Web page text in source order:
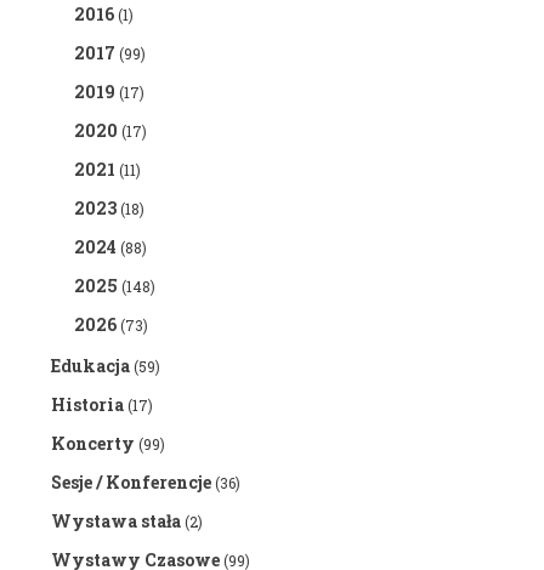
2016(1)
2017 (99)
2019 (17)
2020 (17)
2021 (11)
2023(18)
2024 (88)
2025 (148)
2026(73)
Edukacja(59)
Historia(17)
Koncerty (99)
Sesje / Konferencje(36)
Wystawa stała(2)
Wystawy Czasowe(99)